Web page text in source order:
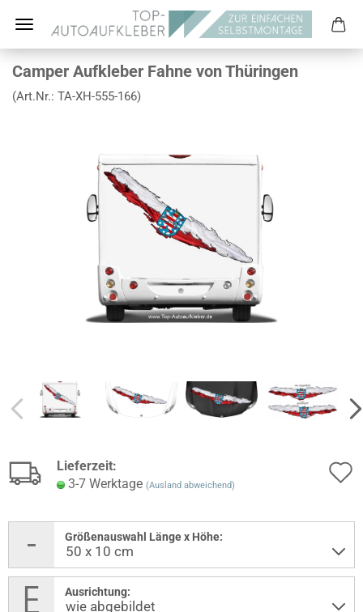
Camper Aufkleber Fahne von Thüringen
(Art.Nr.: TA-XH-555-166)
Lieferzeit:
3-7 Werktage (Ausland abweichend)
Größenauswahl Länge x Höhe:
Ausrichtung: